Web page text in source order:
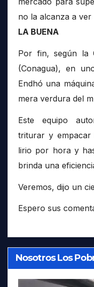
no la alcanza a ver
LA BUENA
Por fin, según la
(Conagua), en
Endhó una
mera verdura del
Este equipo
triturar y
lirio por hora y
brinda una
Veremos, dijo un
Espero sus
Nosotros Los